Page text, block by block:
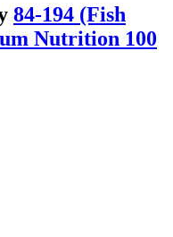
84-194 (Fish
Nutrition 100